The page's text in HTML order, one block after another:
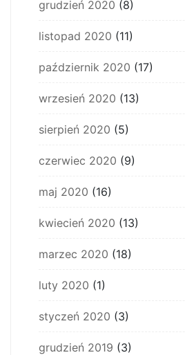
grudzień 2020 (8)
listopad 2020 (11)
październik 2020 (17)
wrzesień 2020 (13)
sierpień 2020 (5)
czerwiec 2020 (9)
maj 2020 (16)
kwiecień 2020 (13)
marzec 2020 (18)
luty 2020 (1)
styczeń 2020 (3)
grudzień 2019 (3)